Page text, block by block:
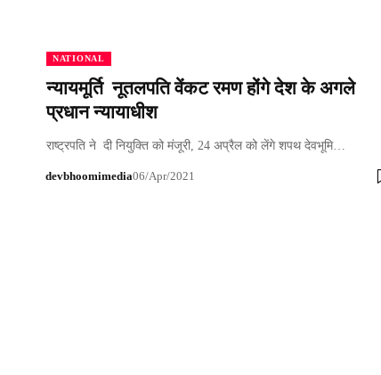
NATIONAL
न्यायमूर्ति नूतलपति वेंकट रमण होंगे देश के अगले
प्रधान न्यायाधीश
राष्ट्रपति ने दी नियुक्ति को मंजूरी, 24 अप्रैल को लेंगे शपथ देवभूमि…
devbhoomimedia06/Apr/2021